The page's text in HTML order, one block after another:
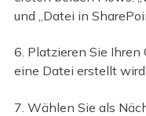
und „Datei in
6. Platzieren Sie Ihren
eine Datei erstellt
7. Wählen Sie als